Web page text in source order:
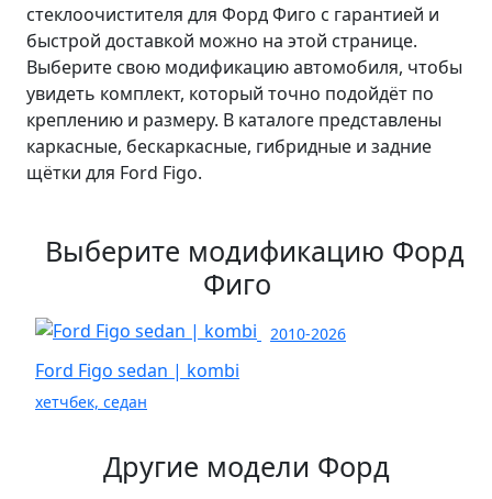
стеклоочистителя для Форд Фиго с гарантией и
быстрой доставкой можно на этой странице.
Выберите свою модификацию автомобиля, чтобы
увидеть комплект, который точно подойдёт по
креплению и размеру. В каталоге представлены
каркасные, бескаркасные, гибридные и задние
щётки для Ford Figo.
Выберите модификацию Форд
Фиго
2010-2026
Ford Figo sedan | kombi
хетчбек, седан
Другие модели Форд